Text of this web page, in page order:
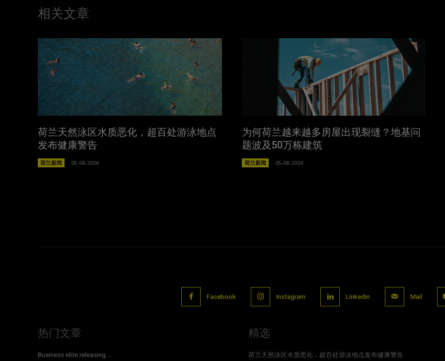
相关文章
荷兰天然泳区水质恶化，超百处游泳地点
发布健康警告
荷兰新闻 05-08-2026
为何荷兰越来越多房屋出现裂缝？地基问
题波及50万栋建筑
荷兰新闻 05-08-2026
Facebook Instagram Linkedin Mail
热门文章
Business elite releasing ...
精选
荷兰天然泳区水质恶化，超百处游泳地点发布健康警告